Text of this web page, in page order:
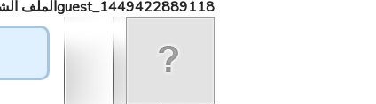
guest_1449422889118الملف الشخصى